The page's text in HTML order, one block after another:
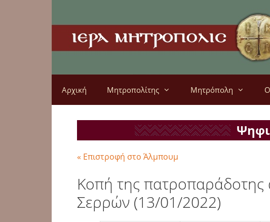
Αρχική Μητροπολίτης Μητρόπολη
« Επιστροφή στο Άλμπουμ
Κοπή της πατροπαράδοτης
Σερρών (13/01/2022)